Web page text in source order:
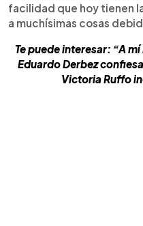
facilidad que hoy tienen
a muchísimas cosas
Te puede interesar: “A
Eduardo Derbez
Victoria Ruffo